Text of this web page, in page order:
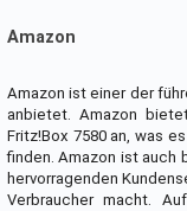
Amazon
Amazon ist einer der
anbietet. Amazon
Fritz!Box 7580 an, was
finden. Amazon ist auch
hervorragenden
Verbraucher macht.